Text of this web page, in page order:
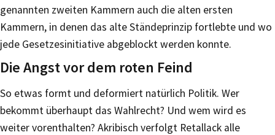
genannten zweiten Kammern auch die alten ersten
Kammern, in denen das alte Ständeprinzip fortlebte und wo
jede Gesetzesinitiative abgeblockt werden konnte.
Die Angst vor dem roten Feind
So etwas formt und deformiert natürlich Politik. Wer
bekommt überhaupt das Wahlrecht? Und wem wird es
weiter vorenthalten? Akribisch verfolgt Retallack alle